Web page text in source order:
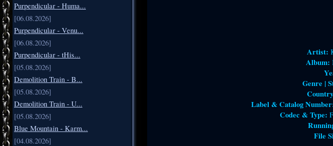
Purpendicular - Huma...
[06.08.2026]
Purpendicular - Venu...
[06.08.2026]
Purpendicular - tHis...
[05.08.2026]
Demolition Train - B...
[05.08.2026]
Demolition Train - U...
[05.08.2026]
Blue Mountain - Karm...
[04.08.2026]
Artist:
Album:
Genre |
Label & Catalog
Codec & Type:
File